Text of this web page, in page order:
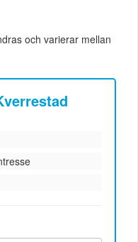
och varierar mellan